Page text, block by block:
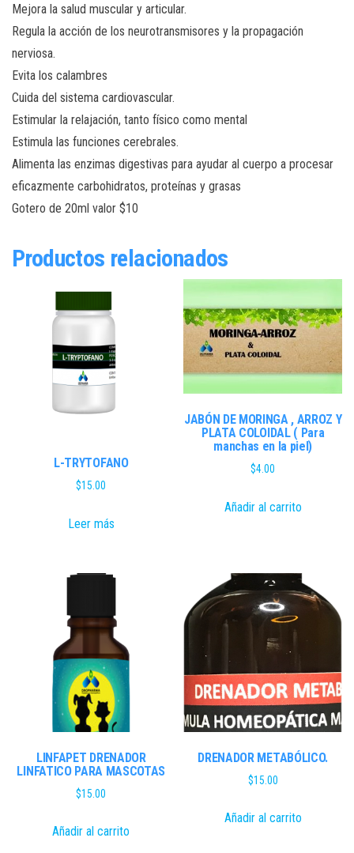
Mejora la salud muscular y articular.
Regula la acción de los neurotransmisores y la propagación
nerviosa.
Evita los calambres
Cuida del sistema cardiovascular.
Estimular la relajación, tanto físico como mental
Estimula las funciones cerebrales.
Alimenta las enzimas digestivas para ayudar al cuerpo a procesar
eficazmente carbohidratos, proteínas y grasas
Gotero de 20ml valor $10
Productos relacionados
L-TRYTOFANO
$15.00
Leer más
JABÓN DE MORINGA , ARROZ Y
PLATA COLOIDAL ( Para
manchas en la piel)
$4.00
Añadir al carrito
LINFAPET DRENADOR
LINFATICO PARA MASCOTAS
$15.00
Añadir al carrito
DRENADOR METABÓLICO.
$15.00
Añadir al carrito